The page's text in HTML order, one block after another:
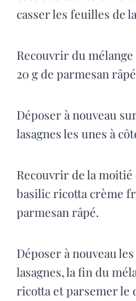
casser les feuilles de
Recouvrir du
20 g de parmesan
Déposer à nouveau
lasagnes les unes à
Recouvrir de la moitié
basilic ricotta crème
parmesan râpé.
Déposer à nouveau
lasagnes, la fin du
ricotta et parsemer le